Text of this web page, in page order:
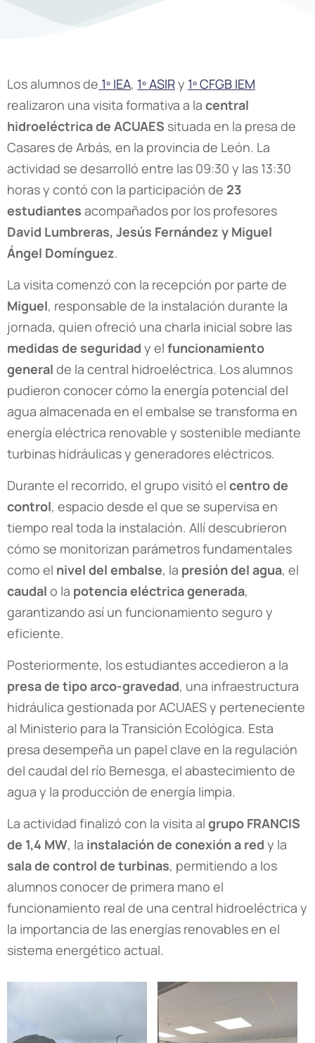
Los alumnos de 1º IEA, 1º ASIRy 1º CFGB IEM
realizaron una visita formativa a la central
hidroeléctrica de ACUAES situada en la presa de
Casares de Arbás, en la provincia de León. La
actividad se desarrolló entre las 09:30 y las 13:30
horas y contó con la participación de 23
estudiantes acompañados por los profesores
David Lumbreras, Jesús Fernández y Miguel
Ángel Domínguez.
La visita comenzó con la recepción por parte de
Miguel, responsable de la instalación durante la
jornada, quien ofreció una charla inicial sobre las
medidas de seguridad y el funcionamiento
general de la central hidroeléctrica. Los alumnos
pudieron conocer cómo la energía potencial del
agua almacenada en el embalse se transforma en
energía eléctrica renovable y sostenible mediante
turbinas hidráulicas y generadores eléctricos.
Durante el recorrido, el grupo visitó el centro de
control, espacio desde el que se supervisa en
tiempo real toda la instalación. Allí descubrieron
cómo se monitorizan parámetros fundamentales
como el nivel del embalse, la presión del agua, el
caudal o la potencia eléctrica generada,
garantizando así un funcionamiento seguro y
eficiente.
Posteriormente, los estudiantes accedieron a la
presa de tipo arco-gravedad, una infraestructura
hidráulica gestionada por ACUAES y perteneciente
al Ministerio para la Transición Ecológica. Esta
presa desempeña un papel clave en la regulación
del caudal del río Bernesga, el abastecimiento de
agua y la producción de energía limpia.
La actividad finalizó con la visita al grupo FRANCIS
de 1,4 MW, la instalación de conexión a red y la
sala de control de turbinas, permitiendo a los
alumnos conocer de primera mano el
funcionamiento real de una central hidroeléctrica y
la importancia de las energías renovables en el
sistema energético actual.